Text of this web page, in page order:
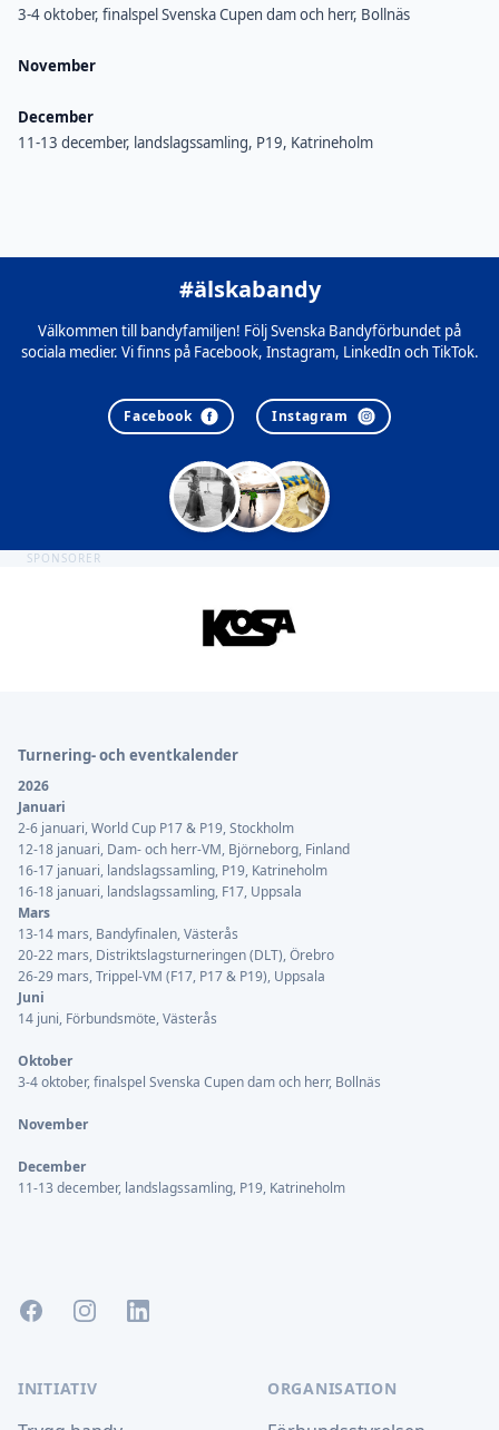
3-4 oktober, finalspel Svenska Cupen dam och herr, Bollnäs
November
December
11-13 december, landslagssamling, P19, Katrineholm
#älskabandy
Välkommen till bandyfamiljen! Följ Svenska Bandyförbundet på
sociala medier. Vi finns på Facebook, Instagram, LinkedIn och TikTok.
Facebook Instagram
SPONSORER
Turnering- och eventkalender
2026
Januari
2-6 januari, World Cup P17 & P19, Stockholm
12-18 januari, Dam- och herr-VM, Björneborg, Finland
16-17 januari, landslagssamling, P19, Katrineholm
16-18 januari, landslagssamling, F17, Uppsala
Mars
13-14 mars, Bandyfinalen, Västerås
20-22 mars, Distriktslagsturneringen (DLT), Örebro
26-29 mars, Trippel-VM (F17, P17 & P19), Uppsala
Juni
14 juni, Förbundsmöte, Västerås
Oktober
3-4 oktober, finalspel Svenska Cupen dam och herr, Bollnäs
November
December
11-13 december, landslagssamling, P19, Katrineholm
FacebookInstagramLinkedIn
INITIATIV ORGANISATION